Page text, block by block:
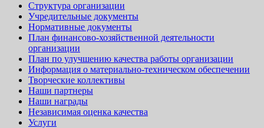
Структура организации
Учредительные документы
Нормативные документы
План финансово-хозяйственной деятельности
организации
План по улучшению качества работы организации
Информация о материально-техническом обеспечении
Творческие коллективы
Наши партнеры
Наши награды
Независимая оценка качества
Услуги